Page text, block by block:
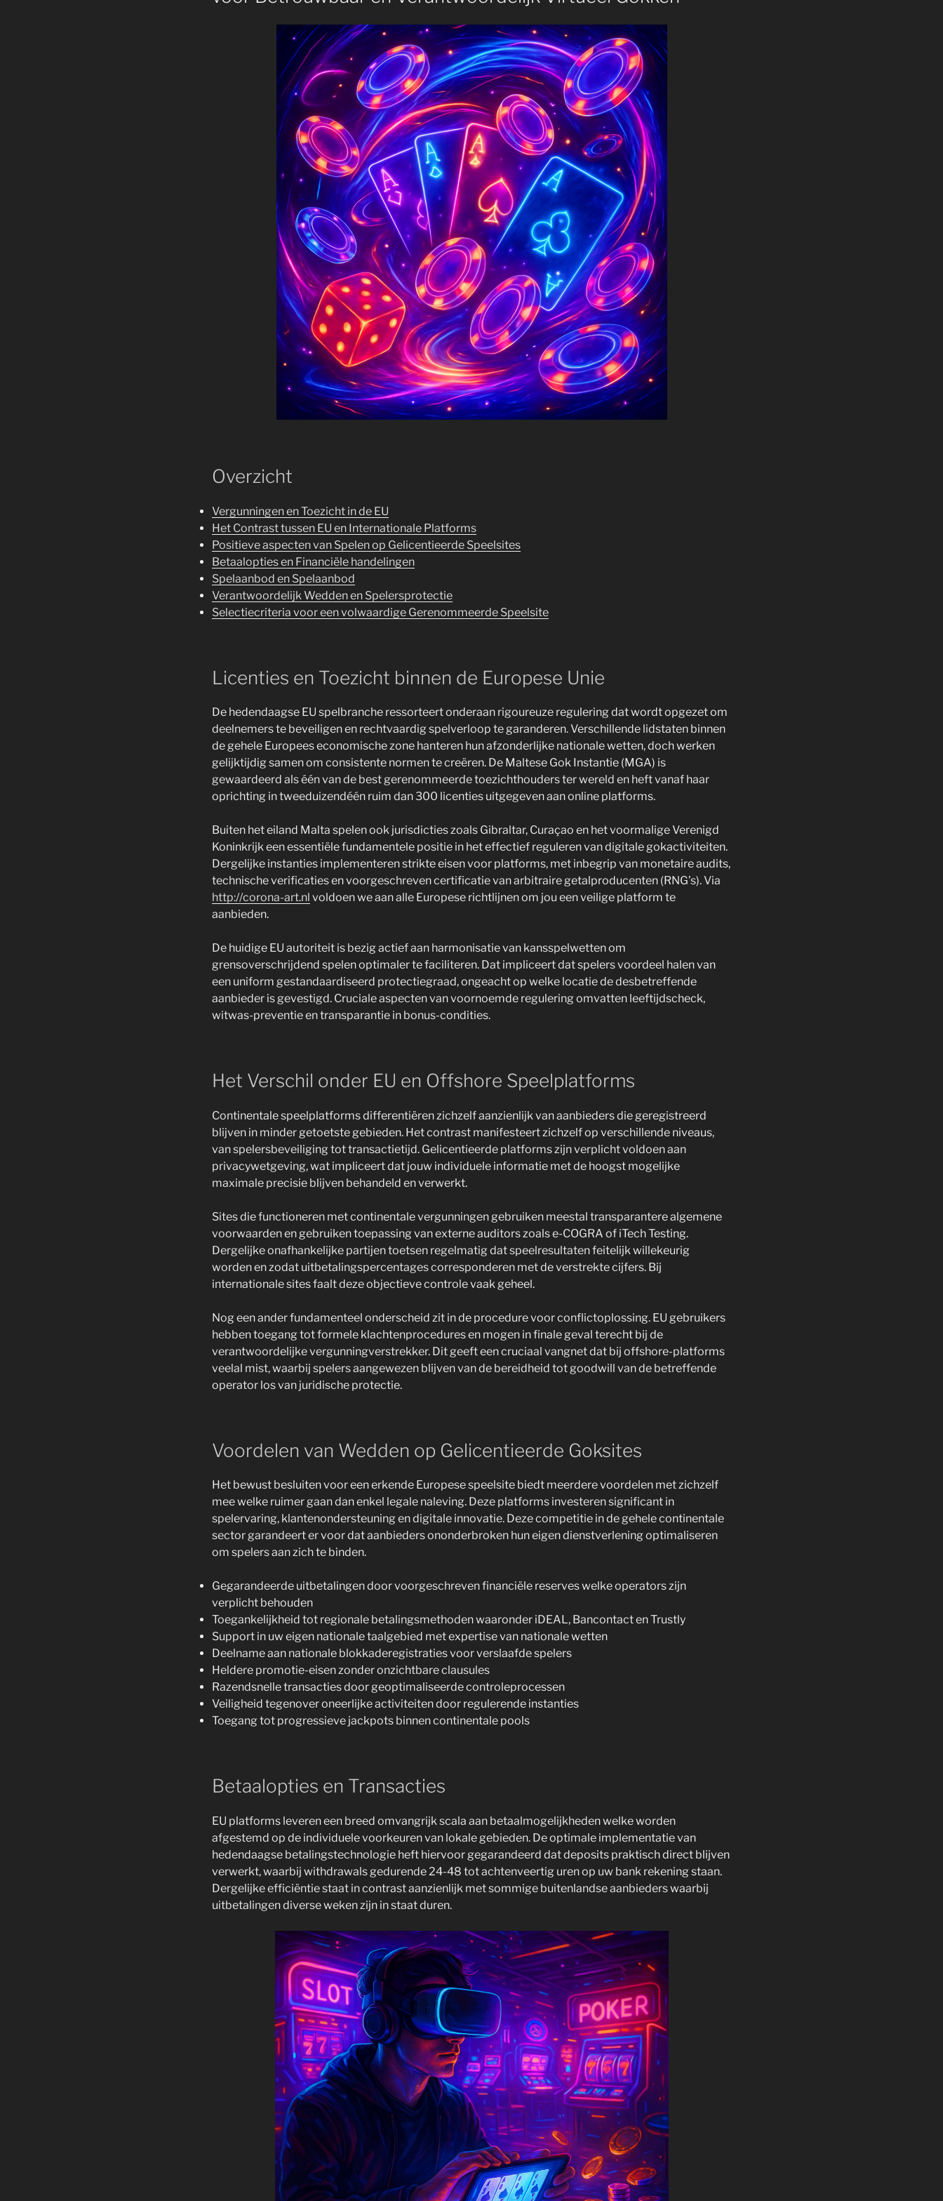
Overzicht
Vergunningen en Toezicht in de EU
Het Contrast tussen EU en Internationale Platforms
Positieve aspecten van Spelen op Gelicentieerde Speelsites
Betaalopties en Financiële handelingen
Spelaanbod en Spelaanbod
Verantwoordelijk Wedden en Spelersprotectie
Selectiecriteria voor een volwaardige Gerenommeerde Speelsite
Licenties en Toezicht binnen de Europese Unie
De hedendaagse EU spelbranche ressorteert onderaan rigoureuze regulering dat wordt opgezet om
deelnemers te beveiligen en rechtvaardig spelverloop te garanderen. Verschillende lidstaten binnen
de gehele Europees economische zone hanteren hun afzonderlijke nationale wetten, doch werken
gelijktijdig samen om consistente normen te creëren. De Maltese Gok Instantie (MGA) is
gewaardeerd als één van de best gerenommeerde toezichthouders ter wereld en heft vanaf haar
oprichting in tweeduizendéén ruim dan 300 licenties uitgegeven aan online platforms.
Buiten het eiland Malta spelen ook jurisdicties zoals Gibraltar, Curaçao en het voormalige Verenigd
Koninkrijk een essentiële fundamentele positie in het effectief reguleren van digitale gokactiviteiten.
Dergelijke instanties implementeren strikte eisen voor platforms, met inbegrip van monetaire audits,
technische verificaties en voorgeschreven certificatie van arbitraire getalproducenten (RNG’s). Via
http://corona-art.nl voldoen we aan alle Europese richtlijnen om jou een veilige platform te
aanbieden.
De huidige EU autoriteit is bezig actief aan harmonisatie van kansspelwetten om
grensoverschrijdend spelen optimaler te faciliteren. Dat impliceert dat spelers voordeel halen van
een uniform gestandaardiseerd protectiegraad, ongeacht op welke locatie de desbetreffende
aanbieder is gevestigd. Cruciale aspecten van voornoemde regulering omvatten leeftijdscheck,
witwas-preventie en transparantie in bonus-condities.
Het Verschil onder EU en Offshore Speelplatforms
Continentale speelplatforms differentiëren zichzelf aanzienlijk van aanbieders die geregistreerd
blijven in minder getoetste gebieden. Het contrast manifesteert zichzelf op verschillende niveaus,
van spelersbeveiliging tot transactietijd. Gelicentieerde platforms zijn verplicht voldoen aan
privacywetgeving, wat impliceert dat jouw individuele informatie met de hoogst mogelijke
maximale precisie blijven behandeld en verwerkt.
Sites die functioneren met continentale vergunningen gebruiken meestal transparantere algemene
voorwaarden en gebruiken toepassing van externe auditors zoals e-COGRA of iTech Testing.
Dergelijke onafhankelijke partijen toetsen regelmatig dat speelresultaten feitelijk willekeurig
worden en zodat uitbetalingspercentages corresponderen met de verstrekte cijfers. Bij
internationale sites faalt deze objectieve controle vaak geheel.
Nog een ander fundamenteel onderscheid zit in de procedure voor conflictoplossing. EU gebruikers
hebben toegang tot formele klachtenprocedures en mogen in finale geval terecht bij de
verantwoordelijke vergunningverstrekker. Dit geeft een cruciaal vangnet dat bij offshore-platforms
veelal mist, waarbij spelers aangewezen blijven van de bereidheid tot goodwill van de betreffende
operator los van juridische protectie.
Voordelen van Wedden op Gelicentieerde Goksites
Het bewust besluiten voor een erkende Europese speelsite biedt meerdere voordelen met zichzelf
mee welke ruimer gaan dan enkel legale naleving. Deze platforms investeren significant in
spelervaring, klantenondersteuning en digitale innovatie. Deze competitie in de gehele continentale
sector garandeert er voor dat aanbieders ononderbroken hun eigen dienstverlening optimaliseren
om spelers aan zich te binden.
Gegarandeerde uitbetalingen door voorgeschreven financiële reserves welke operators zijn
verplicht behouden
Toegankelijkheid tot regionale betalingsmethoden waaronder iDEAL, Bancontact en Trustly
Support in uw eigen nationale taalgebied met expertise van nationale wetten
Deelname aan nationale blokkaderegistraties voor verslaafde spelers
Heldere promotie-eisen zonder onzichtbare clausules
Razendsnelle transacties door geoptimaliseerde controleprocessen
Veiligheid tegenover oneerlijke activiteiten door regulerende instanties
Toegang tot progressieve jackpots binnen continentale pools
Betaalopties en Transacties
EU platforms leveren een breed omvangrijk scala aan betaalmogelijkheden welke worden
afgestemd op de individuele voorkeuren van lokale gebieden. De optimale implementatie van
hedendaagse betalingstechnologie heft hiervoor gegarandeerd dat deposits praktisch direct blijven
verwerkt, waarbij withdrawals gedurende 24-48 tot achtenveertig uren op uw bank rekening staan.
Dergelijke efficiëntie staat in contrast aanzienlijk met sommige buitenlandse aanbieders waarbij
uitbetalingen diverse weken zijn in staat duren.